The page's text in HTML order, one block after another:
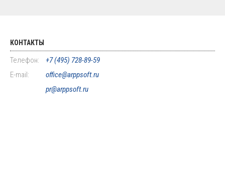
КОНТАКТЫ
Телефон:
+7 (495) 728-89-59
E-mail:
office@arppsoft.ru
pr@arppsoft.ru